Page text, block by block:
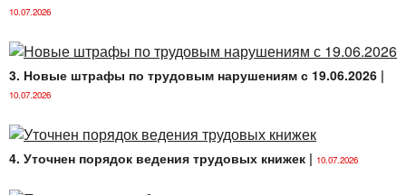
10.07.2026
3. Новые штрафы по трудовым нарушениям с 19.06.2026 |
10.07.2026
4. Уточнен порядок ведения трудовых книжек | 10.07.2026